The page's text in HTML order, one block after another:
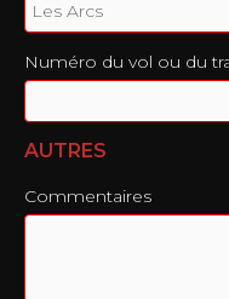
Numéro du vol ou du
AUTRES
Commentaires